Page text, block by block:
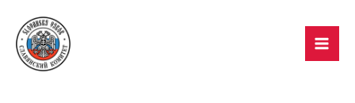
obsah
navigation